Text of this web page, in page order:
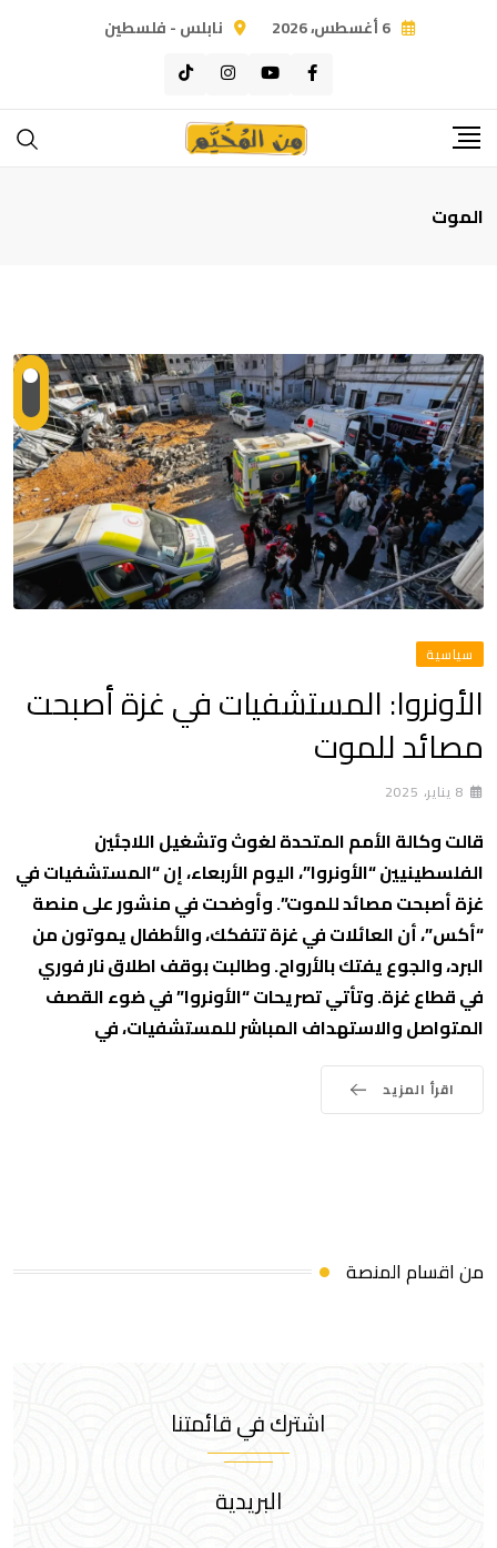
6 أغسطس، 2026 نابلس - فلسطين
الموت
سياسية
الأونروا: المستشفيات في غزة أصبحت
مصائد للموت
8 يناير، 2025
قالت وكالة الأمم المتحدة لغوث وتشغيل اللاجئين
الفلسطينيين “الأونروا”، اليوم الأربعاء، إن “المستشفيات في
غزة أصبحت مصائد للموت”. وأوضحت في منشور على منصة
“أكس”، أن العائلات في غزة تتفكك، والأطفال يموتون من
البرد، والجوع يفتك بالأرواح. وطالبت بوقف اطلاق نار فوري
في قطاع غزة. وتأتي تصريحات “الأونروا” في ضوء القصف
المتواصل والاستهداف المباشر للمستشفيات، في
اقرأ المزيد
من اقسام المنصة
اشترك في قائمتنا
البريدية